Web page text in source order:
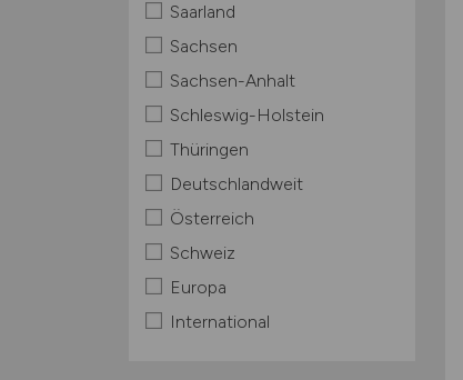
Saarland
Sachsen
Sachsen-Anhalt
Schleswig-Holstein
Thüringen
Deutschlandweit
Österreich
Schweiz
Europa
International